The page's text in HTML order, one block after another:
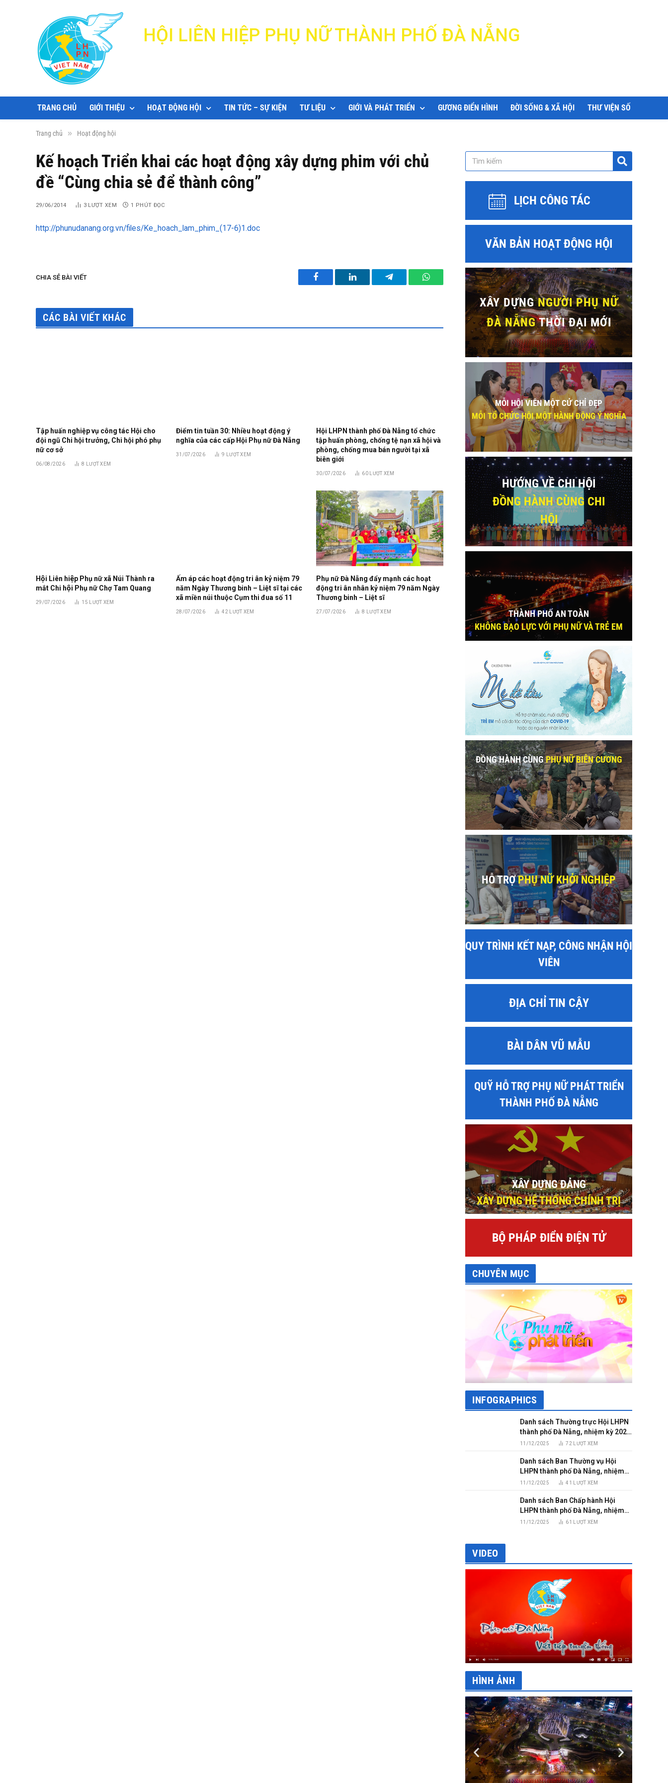
HỘI LIÊN HIỆP PHỤ NỮ THÀNH PHỐ ĐÀ NẴNG
TRANG CHỦ GIỚI THIỆU HOẠT ĐỘNG HỘI TIN TỨC – SỰ KIỆN TƯ LIỆU GIỚI VÀ PHÁT TRIỂN GƯƠNG ĐIỂN HÌNH ĐỜI SỐNG & XÃ HỘI THƯ VIỆN SỐ
Trang chủ » Hoạt động hội
Kế hoạch Triển khai các hoạt động xây dựng phim với chủ
đề “Cùng chia sẻ để thành công”
29/06/2014 3 LƯỢT XEM 1 PHÚT ĐỌC
http://phunudanang.org.vn/files/Ke_hoach_lam_phim_(17-6)1.doc
CHIA SẺ BÀI VIẾT
Facebook LinkedIn Telegram WhatsApp
CÁC BÀI VIẾT KHÁC
Tập huấn nghiệp vụ công tác Hội cho
đội ngũ Chi hội trưởng, Chi hội phó phụ
nữ cơ sở
06/08/2026 8 LƯỢT XEM
Điểm tin tuần 30: Nhiều hoạt động ý
nghĩa của các cấp Hội Phụ nữ Đà Nẵng
31/07/2026 9 LƯỢT XEM
Hội LHPN thành phố Đà Nẵng tổ chức
tập huấn phòng, chống tệ nạn xã hội và
phòng, chống mua bán người tại xã
biên giới
30/07/2026 60 LƯỢT XEM
Hội Liên hiệp Phụ nữ xã Núi Thành ra
mắt Chi hội Phụ nữ Chợ Tam Quang
29/07/2026 15 LƯỢT XEM
Ấm áp các hoạt động tri ân kỷ niệm 79
năm Ngày Thương binh – Liệt sĩ tại các
xã miền núi thuộc Cụm thi đua số 11
28/07/2026 42 LƯỢT XEM
Phụ nữ Đà Nẵng đẩy mạnh các hoạt
động tri ân nhân kỷ niệm 79 năm Ngày
Thương binh – Liệt sĩ
27/07/2026 8 LƯỢT XEM
LỊCH CÔNG TÁC
VĂN BẢN HOẠT ĐỘNG HỘI
XÂY DỰNGNGƯỜI PHỤ NỮ
ĐÀ NẴNGTHỜI ĐẠI MỚI
MỖI HỘI VIÊN MỘT CỬ CHỈ ĐẸP
MỖI TỔ CHỨC HỘI MỘT HÀNH ĐỘNG Ý NGHĨA
HƯỚNG VỀ CHI HỘI
ĐỒNG HÀNH CÙNG CHI
HỘI
THÀNH PHỐ AN TOÀN
KHÔNG BẠO LỰC VỚI PHỤ NỮ VÀ TRẺ EM
ĐỒNG HÀNH CÙNGPHỤ NỮ BIÊN CƯƠNG
HỖ TRỢPHỤ NỮ KHỞI NGHIỆP
QUY TRÌNH KẾT NẠP, CÔNG NHẬN HỘI
VIÊN
ĐỊA CHỈ TIN CẬY
BÀI DÂN VŨ MẪU
QUỸ HỖ TRỢ PHỤ NỮ PHÁT TRIỂN
THÀNH PHỐ ĐÀ NẴNG
XÂY DỰNG ĐẢNG
XÂY DỰNG HỆ THỐNG CHÍNH TRỊ
BỘ PHÁP ĐIỂN ĐIỆN TỬ
CHUYÊN MỤC
INFOGRAPHICS
Danh sách Thường trực Hội LHPN
thành phố Đà Nẵng, nhiệm kỳ 2025
– 2030
11/12/2025 72 LƯỢT XEM
Danh sách Ban Thường vụ Hội
LHPN thành phố Đà Nẵng, nhiệm
kỳ 2025 – 2030
11/12/2025 41 LƯỢT XEM
Danh sách Ban Chấp hành Hội
LHPN thành phố Đà Nẵng, nhiệm
kỳ 2025 – 2030
11/12/2025 61 LƯỢT XEM
VIDEO
HÌNH ẢNH